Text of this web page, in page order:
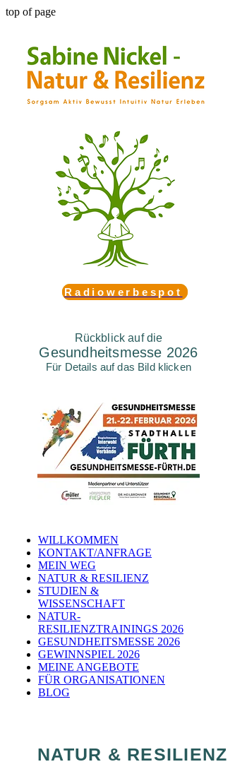
top of page
Radiowerbespot
Rückblick auf die
Gesundheitsmesse 2026
Für Details auf das Bild klicken
WILLKOMMEN
KONTAKT/ANFRAGE
MEIN WEG
NATUR & RESILIENZ
STUDIEN &
WISSENSCHAFT
NATUR-
RESILIENZTRAININGS 2026
GESUNDHEITSMESSE 2026
GEWINNSPIEL 2026
MEINE ANGEBOTE
FÜR ORGANISATIONEN
BLOG
NATUR & RESILIENZ